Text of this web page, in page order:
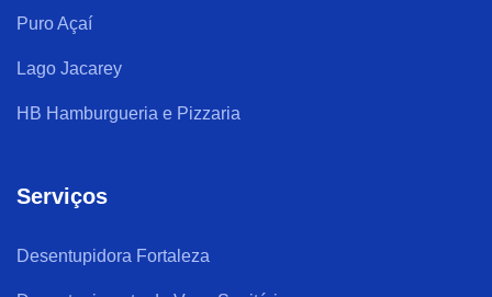
Puro Açaí
Lago Jacarey
HB Hamburgueria e Pizzaria
Serviços
Desentupidora Fortaleza